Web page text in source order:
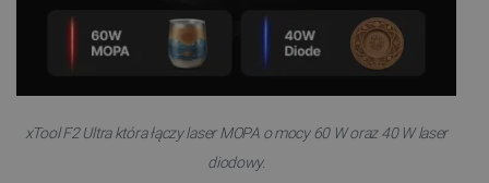
xTool F2 Ultra która łączy laser MOPA o mocy 60 W oraz 40 W laser
diodowy.